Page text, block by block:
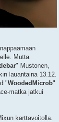
Mutta
" Mustonen,
lauantaina 13.12.
"WoodedMicrob"
matka jatkui
karttavoitolla.